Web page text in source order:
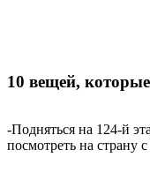
10 вещей,
-Подняться на 124-й
посмотреть на страну